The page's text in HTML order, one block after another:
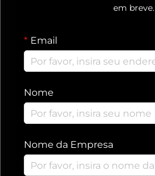
em breve.
Email
Nome
Nome da Empresa